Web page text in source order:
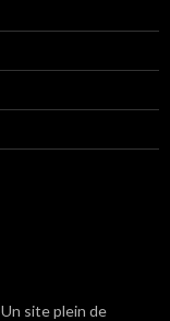
Un site plein de